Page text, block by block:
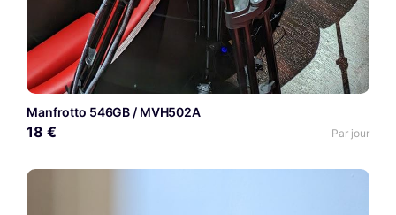
Manfrotto 546GB / MVH502A
18 € Par jour